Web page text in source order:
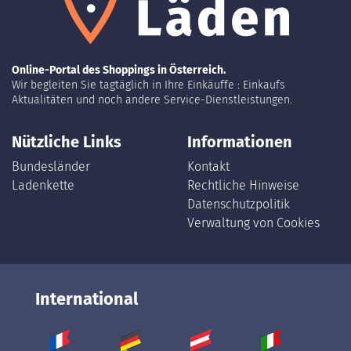
Online-Portal des Shoppings in Österreich.
Wir begleiten Sie tagtäglich in Ihre Einkäuffe : Einkaufs
Aktualitäten und noch andere Service-Dienstleistungen.
Nützliche Links
Bundesländer
Ladenkette
Informationen
Kontakt
Rechtliche Hinweise
Datenschutzpolitik
Verwaltung von Cookies
International